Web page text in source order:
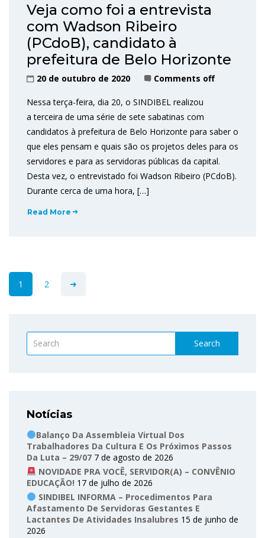
Veja como foi a entrevista
com Wadson Ribeiro
(PCdoB), candidato à
prefeitura de Belo Horizonte
20 de outubro de 2020 Comments off
Nessa terça-feira, dia 20, o SINDIBEL realizou
a terceira de uma série de sete sabatinas com
candidatos à prefeitura de Belo Horizonte para saber o
que eles pensam e quais são os projetos deles para os
servidores e para as servidoras públicas da capital.
Desta vez, o entrevistado foi Wadson Ribeiro (PCdoB).
Durante cerca de uma hora, […]
Read More
1 2
Search
Notícias
Balanço Da Assembleia Virtual Dos
Trabalhadores Da Cultura E Os Próximos Passos
Da Luta – 29/07 7 de agosto de 2026
NOVIDADE PRA VOCÊ, SERVIDOR(A) – CONVÊNIO
EDUCAÇÃO! 17 de julho de 2026
SINDIBEL INFORMA – Procedimentos Para
Afastamento De Servidoras Gestantes E
Lactantes De Atividades Insalubres 15 de junho de
2026